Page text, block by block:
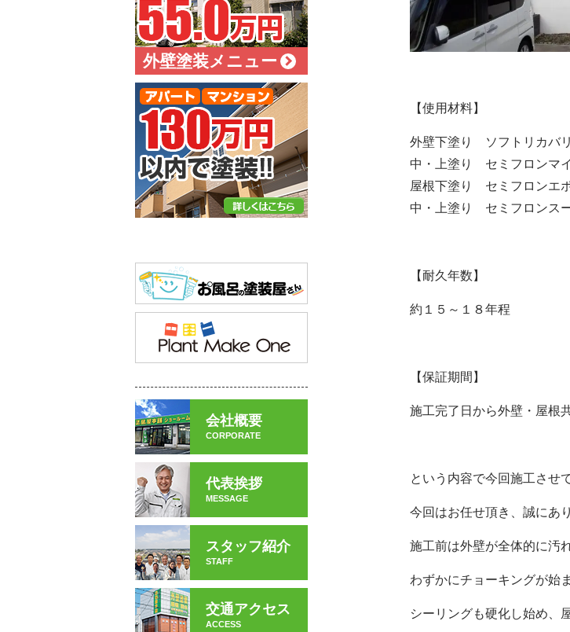
【使用材料】
外壁下塗り ソフトリカバ
中・上塗り セミフロンマ
屋根下塗り セミフロンエ
中・上塗り セミフロンス
【耐久年数】
約１５～１８年程
【保証期間】
施工完了日から外壁・屋根
という内容で今回施工させ
今回はお任せ頂き、誠にあ
施工前は外壁が全体的に汚
わずかにチョーキングが始
シーリングも硬化し始め、
外壁塗装メニュー
会社概要
CORPORATE
代表挨拶
MESSAGE
スタッフ紹介
STAFF
交通アクセス
ACCESS